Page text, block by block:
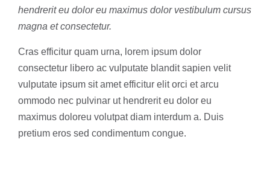
hendrerit eu dolor eu maximus dolor vestibulum cursus
magna et consectetur.
Cras efficitur quam urna, lorem ipsum dolor
consectetur libero ac vulputate blandit sapien velit
vulputate ipsum sit amet efficitur elit orci et arcu
ommodo nec pulvinar ut hendrerit eu dolor eu
maximus doloreu volutpat diam interdum a. Duis
pretium eros sed condimentum congue.